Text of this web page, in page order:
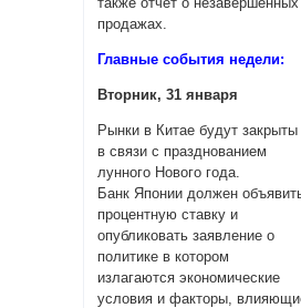
продажах.
Главные события недели:
Вторник, 31 января
Рынки в Китае будут закрыты
в связи с празднованием
лунного Нового года.
Банк Японии должен
процентную ставку и
опубликовать заявление о
политике в котором
излагаются экономические
условия и факторы,